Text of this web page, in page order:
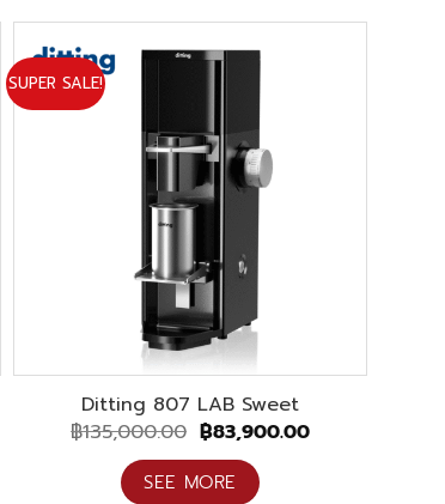
SUPER SALE!
Ditting 807 LAB Sweet
฿135,000.00 Original
price
was:
฿135,000.00.
฿83,900.00Current
SEE MORE